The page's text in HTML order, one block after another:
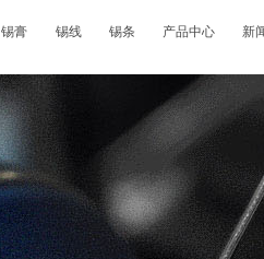
锡膏 锡线 锡条 产品中心 新